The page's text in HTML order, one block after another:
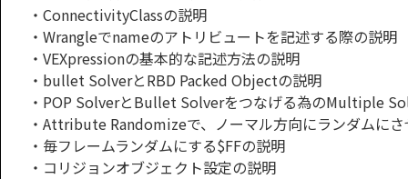
・ConnectivityClassの説明
・Wrangleでnameのアトリビュートを記述する際の説明
・VEXpressionの基本的な記述方法の説明
・bullet SolverとRBD Packed Objectの説明
・POP SolverとBullet Solverをつなげる為のMultiple
・Attribute Randomizeで、ノーマル方向にランダムに
・毎フレームランダムにする$FFの説明
・コリジョンオブジェクト設定の説明